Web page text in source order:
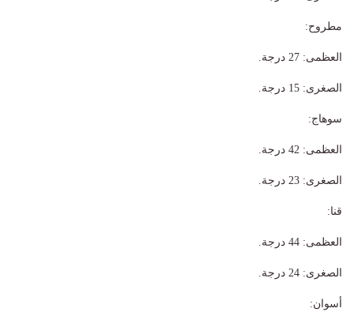
​مطروح:
​العظمى: 27 درجة.
​الصغرى: 15 درجة.
​سوهاج:
​العظمى: 42 درجة.
​الصغرى: 23 درجة.
​قنا:
​العظمى: 44 درجة.
​الصغرى: 24 درجة.
​أسوان: